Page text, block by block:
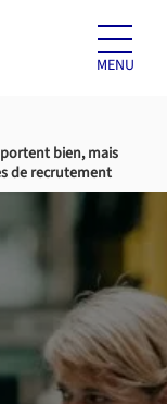
MENU
bien, mais
de recrutement